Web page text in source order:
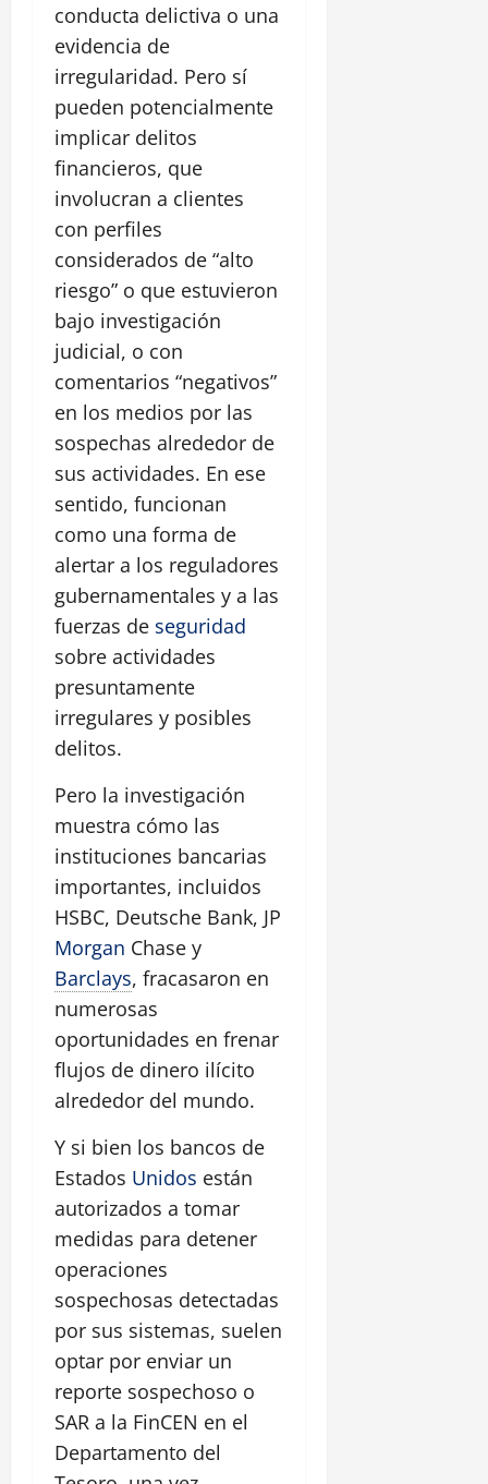
conducta delictiva o una
evidencia de
irregularidad. Pero sí
pueden potencialmente
implicar delitos
financieros, que
involucran a clientes
con perfiles
considerados de “alto
riesgo” o que estuvieron
bajo investigación
judicial, o con
comentarios “negativos”
en los medios por las
sospechas alrededor de
sus actividades. En ese
sentido, funcionan
como una forma de
alertar a los reguladores
gubernamentales y a las
fuerzas de seguridad
sobre actividades
presuntamente
irregulares y posibles
delitos.
Pero la investigación
muestra cómo las
instituciones bancarias
importantes, incluidos
HSBC, Deutsche Bank, JP
Morgan Chase y
Barclays, fracasaron en
numerosas
oportunidades en frenar
flujos de dinero ilícito
alrededor del mundo.
Y si bien los bancos de
Estados Unidos están
autorizados a tomar
medidas para detener
operaciones
sospechosas detectadas
por sus sistemas, suelen
optar por enviar un
reporte sospechoso o
SAR a la FinCEN en el
Departamento del